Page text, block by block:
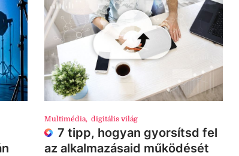
Multimédia, digitális világ
7 tipp, hogyan gyorsítsd fel
az alkalmazásaid működését